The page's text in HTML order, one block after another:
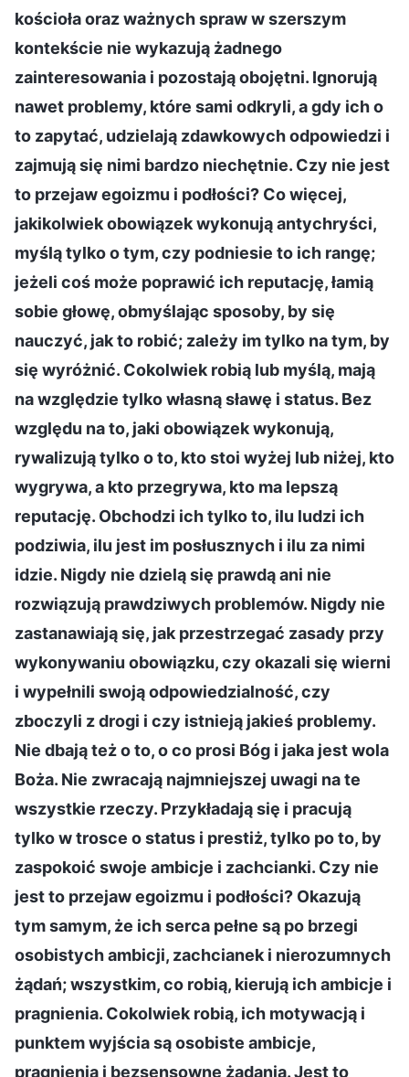
kościoła oraz ważnych spraw w szerszym
kontekście nie wykazują żadnego
zainteresowania i pozostają obojętni. Ignorują
nawet problemy, które sami odkryli, a gdy ich o
to zapytać, udzielają zdawkowych odpowiedzi i
zajmują się nimi bardzo niechętnie. Czy nie jest
to przejaw egoizmu i podłości? Co więcej,
jakikolwiek obowiązek wykonują antychryści,
myślą tylko o tym, czy podniesie to ich rangę;
jeżeli coś może poprawić ich reputację, łamią
sobie głowę, obmyślając sposoby, by się
nauczyć, jak to robić; zależy im tylko na tym, by
się wyróżnić. Cokolwiek robią lub myślą, mają
na względzie tylko własną sławę i status. Bez
względu na to, jaki obowiązek wykonują,
rywalizują tylko o to, kto stoi wyżej lub niżej, kto
wygrywa, a kto przegrywa, kto ma lepszą
reputację. Obchodzi ich tylko to, ilu ludzi ich
podziwia, ilu jest im posłusznych i ilu za nimi
idzie. Nigdy nie dzielą się prawdą ani nie
rozwiązują prawdziwych problemów. Nigdy nie
zastanawiają się, jak przestrzegać zasady przy
wykonywaniu obowiązku, czy okazali się wierni
i wypełnili swoją odpowiedzialność, czy
zboczyli z drogi i czy istnieją jakieś problemy.
Nie dbają też o to, o co prosi Bóg i jaka jest wola
Boża. Nie zwracają najmniejszej uwagi na te
wszystkie rzeczy. Przykładają się i pracują
tylko w trosce o status i prestiż, tylko po to, by
zaspokoić swoje ambicje i zachcianki. Czy nie
jest to przejaw egoizmu i podłości? Okazują
tym samym, że ich serca pełne są po brzegi
osobistych ambicji, zachcianek i nierozumnych
żądań; wszystkim, co robią, kierują ich ambicje i
pragnienia. Cokolwiek robią, ich motywacją i
punktem wyjścia są osobiste ambicje,
pragnienia i bezsensowne żądania. Jest to